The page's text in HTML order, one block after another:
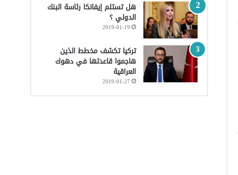
هل تستلم إيفانكا رئاسة البنك
الدولي ؟
2019-01-19
تركيا تكشف مخطط الذين
هاجموا قاعدتها في دهوك
العراقية
2019-01-27